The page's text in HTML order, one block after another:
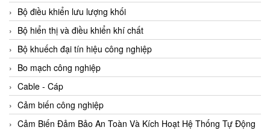
Advantech Vietnam
Agate Vietnam
AGR International Vietnam
Aichi Tokei Denki Vietnam
Aii Vietnam
AIKOH
AINUO Vietnam
Bộ điều khiển lưu lượng khối
Bộ hiển thị và điều khiển khí chất
Bộ khuếch đại tín hiệu công nghiệp
Bo mạch công nghiệp
Cable - Cáp
Cảm biến công nghiệp
Cảm Biến Đảm Bảo An Toàn Và Kích Hoạt Hệ Thống Tự Động